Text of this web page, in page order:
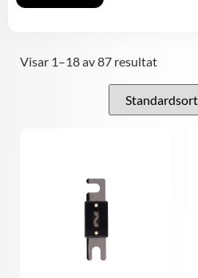
Visar 1–18 av 87 resultat